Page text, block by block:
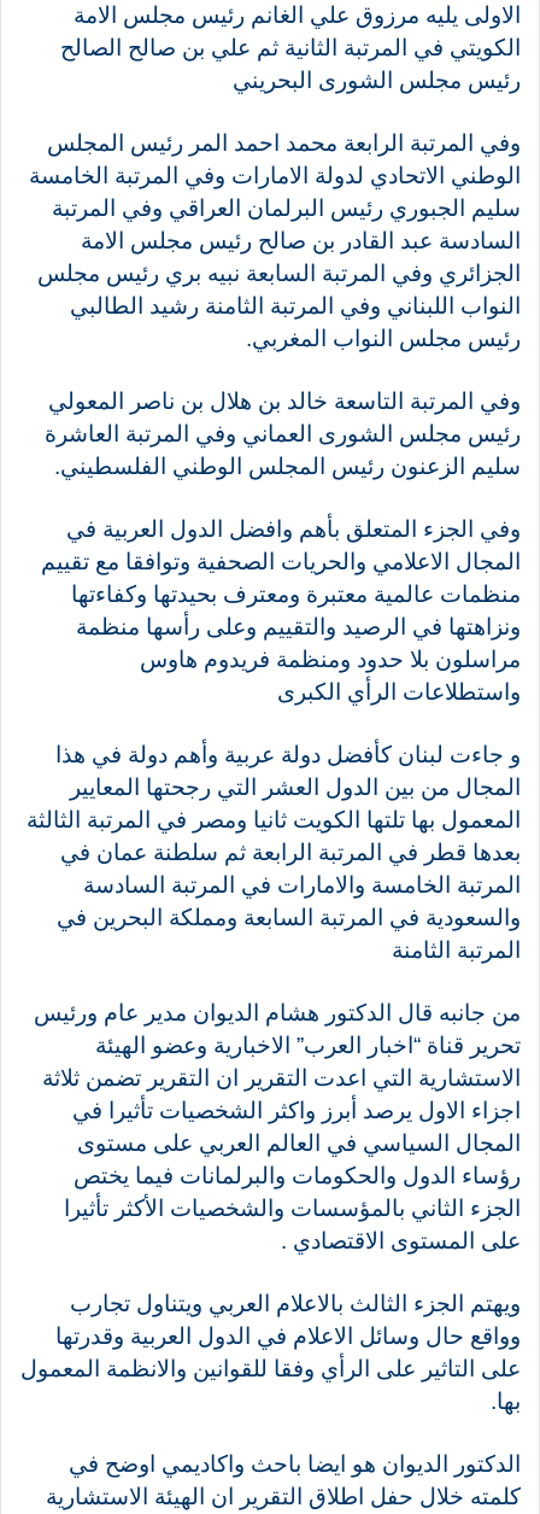
الاولى يليه مرزوق علي الغانم رئيس مجلس الامة
الكويتي في المرتبة الثانية ثم علي بن صالح الصالح
رئيس مجلس الشورى البحريني
وفي المرتبة الرابعة محمد احمد المر رئيس المجلس
الوطني الاتحادي لدولة الامارات وفي المرتبة الخامسة
سليم الجبوري رئيس البرلمان العراقي وفي المرتبة
السادسة عبد القادر بن صالح رئيس مجلس الامة
الجزائري وفي المرتبة السابعة نبيه بري رئيس مجلس
النواب اللبناني وفي المرتبة الثامنة رشيد الطالبي
رئيس مجلس النواب المغربي.
وفي المرتبة التاسعة خالد بن هلال بن ناصر المعولي
رئيس مجلس الشورى العماني وفي المرتبة العاشرة
سليم الزعنون رئيس المجلس الوطني الفلسطيني.
وفي الجزء المتعلق بأهم وافضل الدول العربية في
المجال الاعلامي والحريات الصحفية وتوافقا مع تقييم
منظمات عالمية معتبرة ومعترف بحيدتها وكفاءتها
ونزاهتها في الرصيد والتقييم وعلى رأسها منظمة
مراسلون بلا حدود ومنظمة فريدوم هاوس
واستطلاعات الرأي الكبرى
و جاءت لبنان كأفضل دولة عربية وأهم دولة في هذا
المجال من بين الدول العشر التي رجحتها المعايير
المعمول بها تلتها الكويت ثانيا ومصر في المرتبة الثالثة
بعدها قطر في المرتبة الرابعة ثم سلطنة عمان في
المرتبة الخامسة والامارات في المرتبة السادسة
والسعودية في المرتبة السابعة ومملكة البحرين في
المرتبة الثامنة
من جانبه قال الدكتور هشام الديوان مدير عام ورئيس
تحرير قناة “اخبار العرب” الاخبارية وعضو الهيئة
الاستشارية التي اعدت التقرير ان التقرير تضمن ثلاثة
اجزاء الاول يرصد أبرز واكثر الشخصيات تأثيرا في
المجال السياسي في العالم العربي على مستوى
رؤساء الدول والحكومات والبرلمانات فيما يختص
الجزء الثاني بالمؤسسات والشخصيات الأكثر تأثيرا
على المستوى الاقتصادي .
ويهتم الجزء الثالث بالاعلام العربي ويتناول تجارب
وواقع حال وسائل الاعلام في الدول العربية وقدرتها
على التاثير على الرأي وفقا للقوانين والانظمة المعمول
بها.
الدكتور الديوان هو ايضا باحث واكاديمي اوضح في
كلمته خلال حفل اطلاق التقرير ان الهيئة الاستشارية